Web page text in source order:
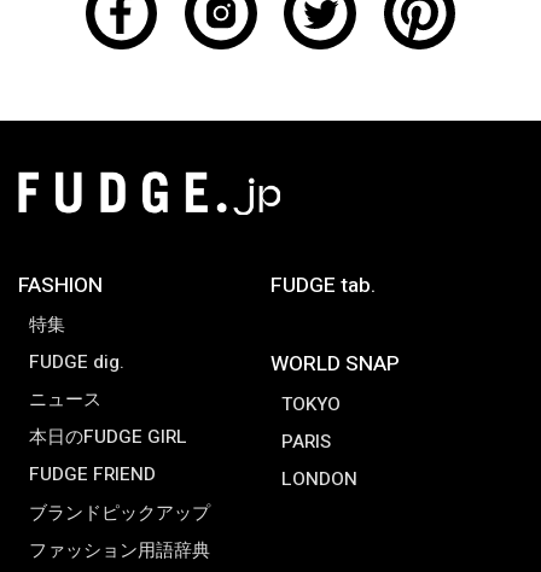
FASHION
特集
FUDGE dig.
ニュース
本日のFUDGE GIRL
FUDGE FRIEND
ブランドピックアップ
ファッション用語辞典
FUDGE tab.
WORLD SNAP
TOKYO
PARIS
LONDON